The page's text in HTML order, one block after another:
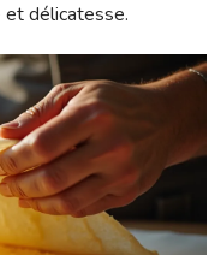
délicatesse.